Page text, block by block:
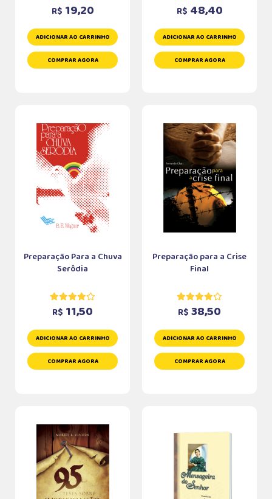
R$ 19,20
ADICIONAR AO CARRINHO
COMPRAR AGORA
R$ 48,40
ADICIONAR AO CARRINHO
COMPRAR AGORA
Preparação Para a Chuva
Serôdia
R$ 11,50
ADICIONAR AO CARRINHO
COMPRAR AGORA
Preparação para a Crise
Final
R$ 38,50
ADICIONAR AO CARRINHO
COMPRAR AGORA